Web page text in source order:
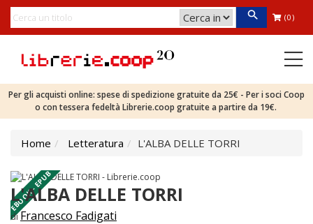
(0)
Per gli acquisti online: spese di spedizione gratuite da 25€ - Per i soci Coop
o con tessera fedeltà Librerie.coop gratuite a partire da 19€.
Home Letteratura L'ALBA DELLE TORRI
EBOOK - EPUB
L'ALBA DELLE TORRI
diFrancesco Fadigati